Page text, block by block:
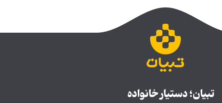
تبیان؛ دستیار خانواده